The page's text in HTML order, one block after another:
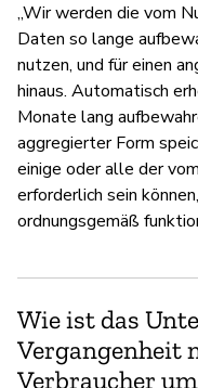
„Wir werden die vom
Daten so lange
nutzen, und für einen
hinaus. Automatisch
Monate lang
aggregierter Form
einige oder alle der
erforderlich sein
ordnungsgemäß
Wie ist das
Vergangenheit
Verbraucher